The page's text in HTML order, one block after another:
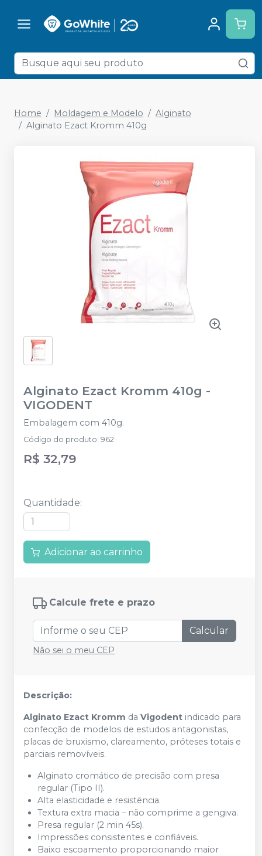
Home Moldagem e Modelo
Alginato
Alginato Ezact Kromm 410g
Alginato Ezact Kromm 410g -
VIGODENT
Embalagem com 410g.
Código do produto: 962
R$ 32,79
Quantidade:
Adicionar ao carrinho
Calcule frete e prazo
Calcular
Não sei o meu CEP
Descrição:
Alginato Ezact Kromm da Vigodent indicado para
confecção de modelos de estudos antagonistas,
placas de bruxismo, clareamento, próteses totais e
parciais removíveis.
Alginato cromático de precisão com presa
regular (Tipo II).
Alta elasticidade e resistência.
Textura extra macia – não comprime a gengiva.
Presa regular (2 min 45s).
Impressões consistentes e confiáveis.
Baixo escoamento proporcionando maior